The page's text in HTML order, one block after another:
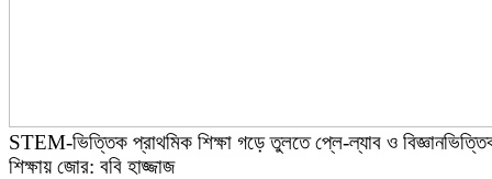
STEM-ভিত্তিক প্রাথমিক শিক্ষা গড়ে তুলতে প্লে-ল্যাব ও
শিক্ষায় জোর: ববি হাজ্জাজ